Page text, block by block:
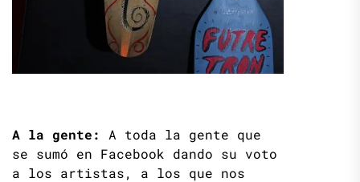
A la gente: A toda la gente que
se sumó en Facebook dando su voto
a los artistas, a los que nos